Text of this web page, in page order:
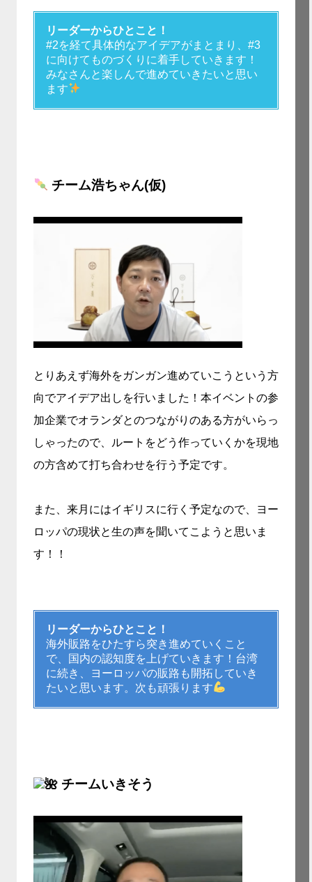
リーダーからひとこと！
#2を経て具体的なアイデアがまとまり、#3
に向けてものづくりに着手していきます！
みなさんと楽しんで進めていきたいと思い
ます
チーム浩ちゃん(仮)
とりあえず海外をガンガン進めていこうという方
向でアイデア出しを行いました！本イベントの参
加企業でオランダとのつながりのある方がいらっ
しゃったので、ルートをどう作っていくかを現地
の方含めて打ち合わせを行う予定です。
また、来月にはイギリスに行く予定なので、ヨー
ロッパの現状と生の声を聞いてこようと思いま
す！！
リーダーからひとこと！
海外販路をひたすら突き進めていくこと
で、国内の認知度を上げていきます！台湾
に続き、ヨーロッパの販路も開拓していき
たいと思います。次も頑張ります
チームいきそう